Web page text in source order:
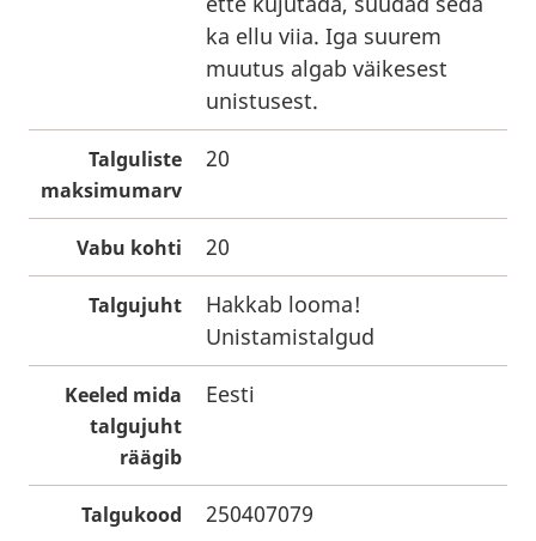
ka ellu viia. Iga suurem
muutus algab väikesest
unistusest.
Talguliste
maksimumarv
20
Vabu kohti 20
Talgujuht
Hakkab looma!
Unistamistalgud
Keeled mida
talgujuht
räägib
Eesti
Talgukood 250407079